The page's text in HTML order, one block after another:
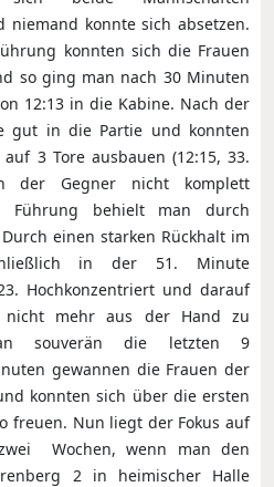
niemand konnte sich absetzen.
konnten sich die Frauen
so ging man nach 30 Minuten
12:13 in die Kabine. Nach der
gut in die Partie und konnten
3 Tore ausbauen (12:15, 33.
der Gegner nicht komplett
Führung behielt man durch
einen starken Rückhalt im
in der 51. Minute
Hochkonzentriert und darauf
nicht mehr aus der Hand zu
souverän die letzten 9
gewannen die Frauen der
konnten sich über die ersten
freuen. Nun liegt der Fokus auf
Wochen, wenn man den
2 in heimischer Halle